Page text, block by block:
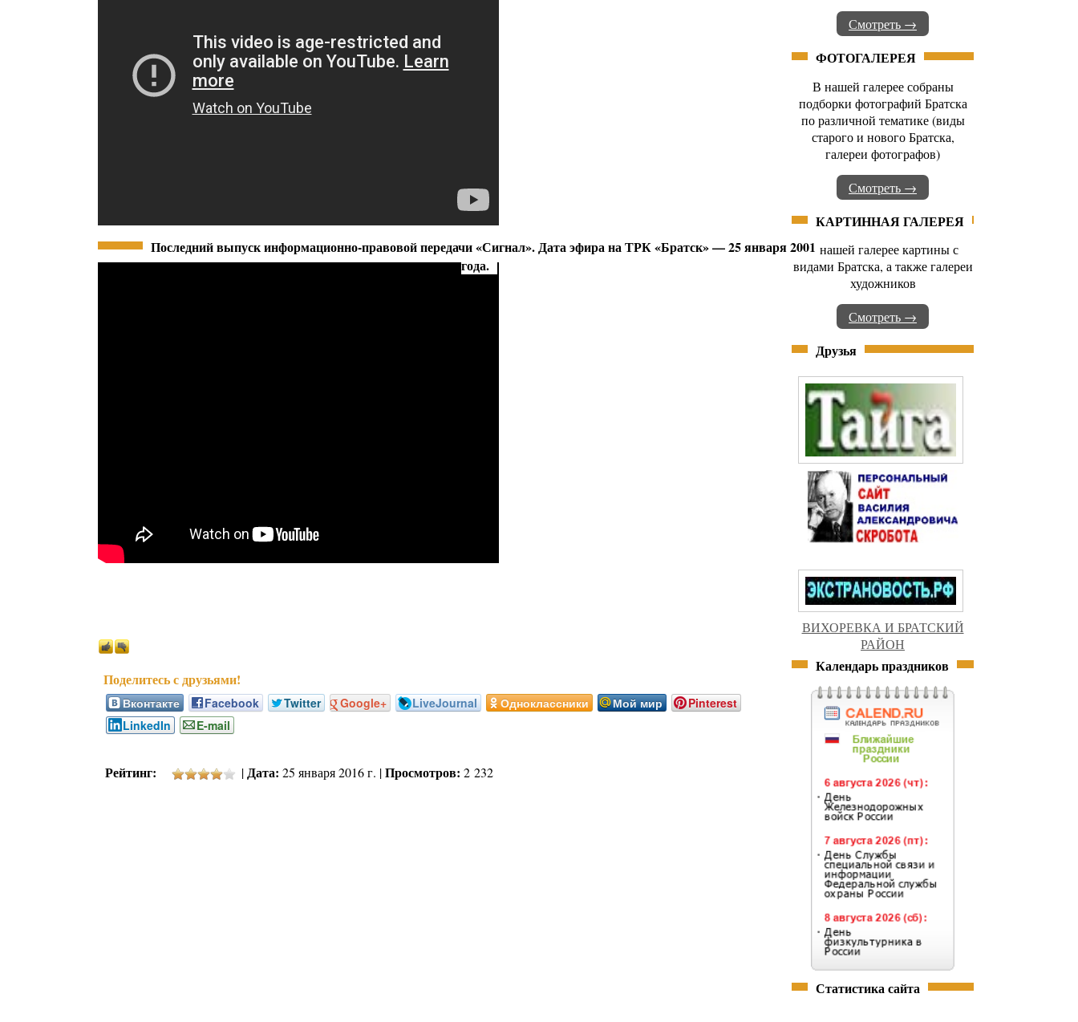
Последний выпуск информационно-правовой передачи «Сигнал». Дата эфира на ТРК «Братск» — 25 января 2001
года.
Вконтакте Facebook Twitter Google+ LiveJournal Одноклассники Мой мир
Pinterest
LinkedIn
E-mail
Рейтинг: |Дата: 25 января 2016 г. |Просмотров: 2 232
Смотреть →
ФОТОГАЛЕРЕЯ
В нашей галерее собраны
подборки фотографий Братска
по различной тематике (виды
старого и нового Братска,
галереи фотографов)
Смотреть →
КАРТИННАЯ ГАЛЕРЕЯ
В нашей галерее картины с
видами Братска, а также галереи
художников
Смотреть →
Друзья
ВИХОРЕВКА И БРАТСКИЙ
РАЙОН
Календарь праздников
Статистика сайта